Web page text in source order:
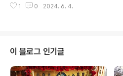
은 그리스도인들이 삶에서 흔히 놓치고 있는 중
1 0 2024. 6. 4.
이 블로그 인기글